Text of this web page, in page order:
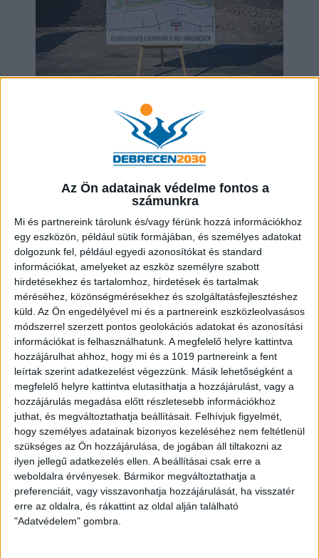
Az Ön adatainak védelme fontos a
számunkra
Mi és partnereink tárolunk és/vagy férünk hozzá információkhoz
egy eszközön, például sütik formájában, és személyes adatokat
dolgozunk fel, például egyedi azonosítókat és standard
információkat, amelyeket az eszköz személyre szabott
hirdetésekhez és tartalomhoz, hirdetések és tartalmak
méréséhez, közönségmérésekhez és szolgáltatásfejlesztéshez
küld. Az Ön engedélyével mi és a partnereink eszközleolvasásos
módszerrel szerzett pontos geolokációs adatokat és azonosítási
információkat is felhasználhatunk. A megfelelő helyre kattintva
hozzájárulhat ahhoz, hogy mi és a 1019 partnereink a fent
leírtak szerint adatkezelést végezzünk. Másik lehetőségként a
megfelelő helyre kattintva elutasíthatja a hozzájárulást, vagy a
hozzájárulás megadása előtt részletesebb információkhoz
juthat, és megváltoztathatja beállításait. Felhívjuk figyelmét,
hogy személyes adatainak bizonyos kezeléséhez nem feltétlenül
szükséges az Ön hozzájárulása, de jogában áll tiltakozni az
ilyen jellegű adatkezelés ellen. A beállításai csak erre a
weboldalra érvényesek. Bármikor megváltoztathatja a
preferenciáit, vagy visszavonhatja hozzájárulását, ha visszatér
erre az oldalra, és rákattint az oldal alján található
"Adatvédelem" gombra.
VÁROSRÉSZÉBEN
FOLYTATÓDIK AZ ÚJABB 10 000 FÁT
ÜLTETÜNK! PROGRAM
2024.12.09